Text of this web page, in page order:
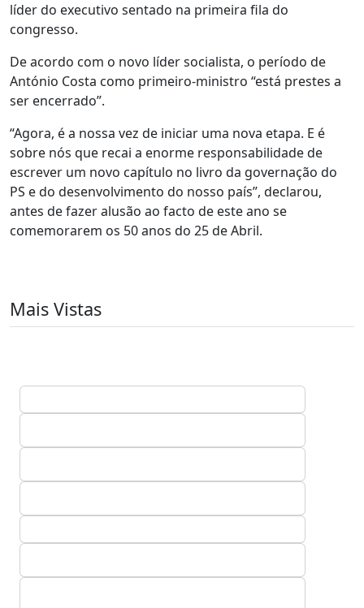
líder do executivo sentado na primeira fila do
congresso.
De acordo com o novo líder socialista, o período de
António Costa como primeiro-ministro “está prestes a
ser encerrado”.
“Agora, é a nossa vez de iniciar uma nova etapa. E é
sobre nós que recai a enorme responsabilidade de
escrever um novo capítulo no livro da governação do
PS e do desenvolvimento do nosso país”, declarou,
antes de fazer alusão ao facto de este ano se
comemorarem os 50 anos do 25 de Abril.
Mais Vistas